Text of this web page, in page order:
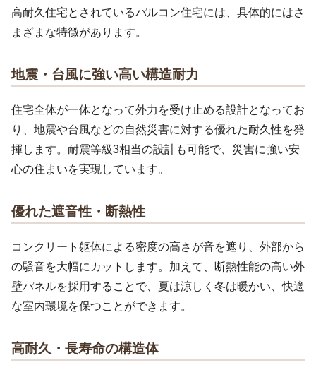
高耐久住宅とされているパルコン住宅には、具体的にはさ
まざまな特徴があります。
地震・台風に強い高い構造耐力
住宅全体が一体となって外力を受け止める設計となってお
り、地震や台風などの自然災害に対する優れた耐久性を発
揮します。耐震等級3相当の設計も可能で、災害に強い安
心の住まいを実現しています。
優れた遮音性・断熱性
コンクリート躯体による密度の高さが音を遮り、外部から
の騒音を大幅にカットします。加えて、断熱性能の高い外
壁パネルを採用することで、夏は涼しく冬は暖かい、快適
な室内環境を保つことができます。
高耐久・長寿命の構造体